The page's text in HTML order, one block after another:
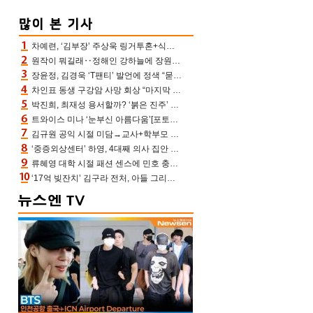
차예련, ‘김부장’ 주상욱 링거투혼+식스팩 비화 “옷 벗는데 아저씨는 안 된다고”(차장금)
원작이 뭐길래‥정해인 강하늘에 장원영까지 참여한 이 영화
장윤정, 김경욱 ‘T팬티’ 발언에 정색 “묻지 않았는데, 그것도 성희롱”(장공장)
차인표 동생 구강암 사망 회상 “마지막 순간 동생 손 잡아준 신애라, 두고두고 고마워” (신애라이프)
박진희, 최재성 용서할까? ‘붉은 진주’ 오늘(7일) 결말 나온다
트와이스 미나 ‘눈부신 아름다움’[포토엔HD]
김규원 공익 시절 미담→교사+학부모 추가 미담 속출 “휠체어 탄 아이와 산책도”[종합]
‘중증외상센터’ 하영, 4대째 의사 집안 인증 “증조부, 고종 황제 진료”(옥문아)[어제TV]
류혜영 대학 시절 패션 센스에 민호 충격 “레몬색 레깅스에 다리 없는 줄”(나혼산)
‘17억 빚잔치’ 김구라 전처, 아들 그리는 “나 뿐인데” 친엄마 챙기는 효심 눈길